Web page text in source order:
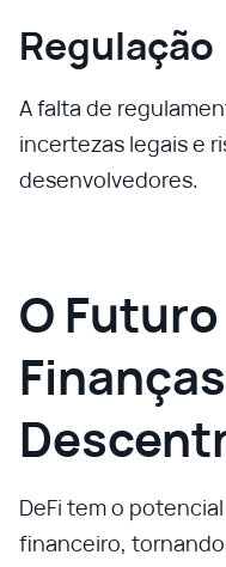
Regulação
A falta de
incertezas legais e
desenvolvedores.
O
Finanças
DeFi tem o
financeiro,